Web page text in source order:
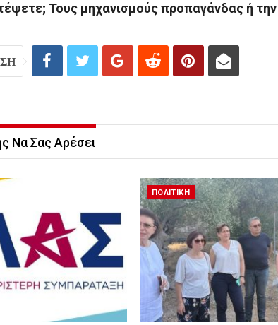
Τους μηχανισμούς προπαγάνδας ή
Να Σας Αρέσει
ΠΟΛΙΤΙΚΗ